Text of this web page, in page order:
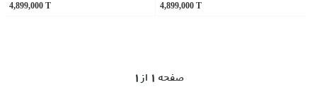
4,899,000T 4,899,000 T
1 صفحه 1 از